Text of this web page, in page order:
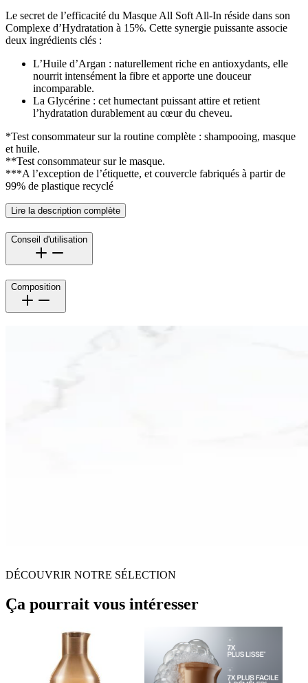
Le secret de l’efficacité du Masque All Soft All-In réside dans son
Complexe d’Hydratation à 15%. Cette synergie puissante associe
deux ingrédients clés :
L’Huile d’Argan : naturellement riche en antioxydants, elle
nourrit intensément la fibre et apporte une douceur
incomparable.
La Glycérine : cet humectant puissant attire et retient
l’hydratation durablement au cœur du cheveu.
*Test consommateur sur la routine complète : shampooing, masque
et huile.
**Test consommateur sur le masque.
***A l’exception de l’étiquette, et couvercle fabriqués à partir de
99% de plastique recyclé
Lire la description complète
Conseil d'utilisation
Composition
DÉCOUVRIR NOTRE SÉLECTION
Ça pourrait vous intéresser